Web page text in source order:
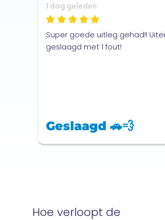
1 dag geleden
Super goede uitleg gehad!!
geslaagd met 1 fout!
Geslaagd 🚗💨
Hoe verloopt de